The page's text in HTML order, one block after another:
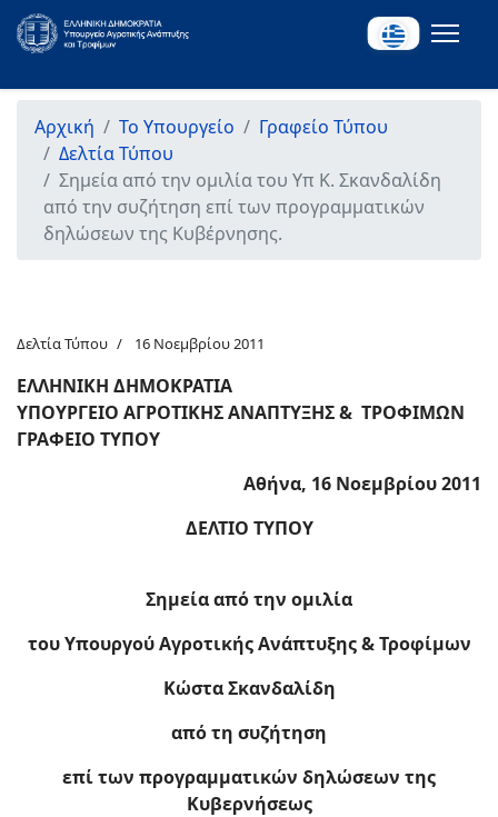
Αρχική Το Υπουργείο
Γραφείο Τύπου
Δελτία Τύπου
Σημεία από την ομιλία του Υπ Κ. Σκανδαλίδη
από την συζήτηση επί των προγραμματικών
δηλώσεων της Κυβέρνησης.
Δελτία Τύπου 16 Νοεμβρίου 2011
ΕΛΛΗΝΙΚΗ ΔΗΜΟΚΡΑΤΙΑ
ΥΠΟΥΡΓΕΙΟ ΑΓΡΟΤΙΚΗΣ ΑΝΑΠΤΥΞΗΣ & ΤΡΟΦΙΜΩΝ
ΓΡΑΦΕΙΟ ΤΥΠΟΥ
Αθήνα, 16 Νοεμβρίου 2011
ΔΕΛΤΙΟ ΤΥΠΟΥ
Σημεία από την ομιλία
του Υπουργού Αγροτικής Ανάπτυξης & Τροφίμων
Κώστα Σκανδαλίδη
από τη συζήτηση
επί των προγραμματικών δηλώσεων της
Κυβερνήσεως